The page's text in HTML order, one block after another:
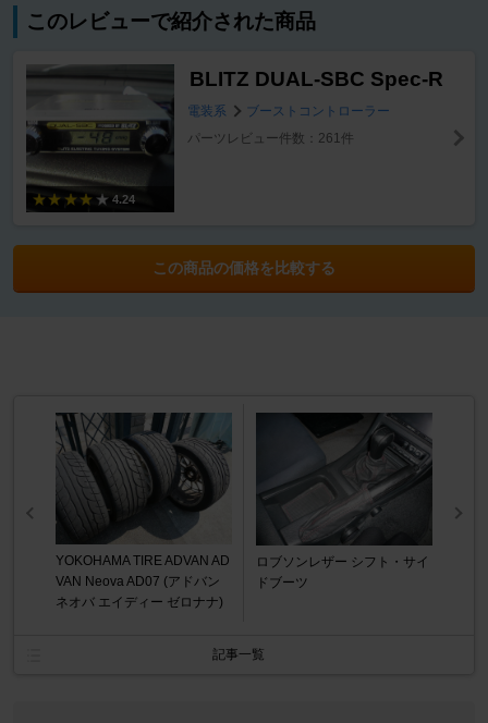
このレビューで紹介された商品
4.24
BLITZ DUAL-SBC Spec-R
電装系
ブーストコントローラー
パーツレビュー件数：261件
この商品の価格を比較する
YOKOHAMA TIRE ADVAN AD
VAN Neova AD07 (アドバン
ネオバ エイディー ゼロナナ)
ロブソンレザー シフト・サイ
ドブーツ
記事一覧